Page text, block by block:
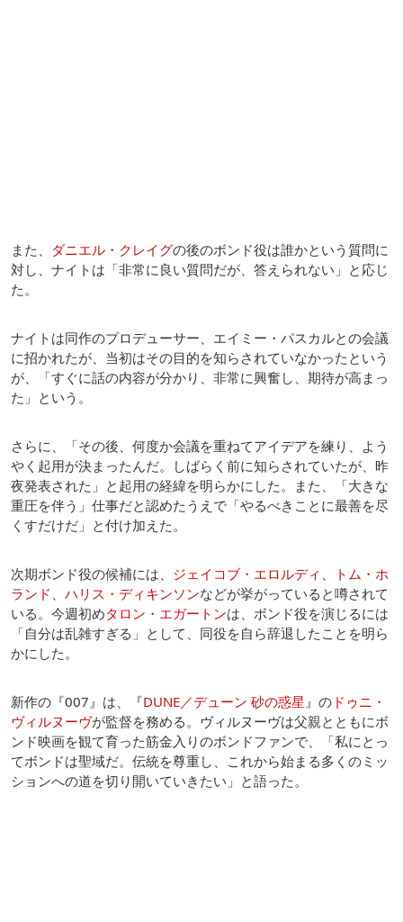
また、 ダニエル・クレイグの後のボンド役は誰かという質問に
対し、ナイトは「非常に良い質問だが、答えられない」と応じ
た。
ナイトは同作のプロデューサー、エイミー・パスカルとの会議
に招かれたが、当初はその目的を知らされていなかったという
が、「すぐに話の内容が分かり、非常に興奮し、期待が高まっ
た」という。
さらに、「その後、何度か会議を重ねてアイデアを練り、よう
やく起用が決まったんだ。しばらく前に知らされていたが、昨
夜発表された」と起用の経緯を明らかにした。また、「大きな
重圧を伴う」仕事だと認めたうえで「やるべきことに最善を尽
くすだけだ」と付け加えた。
次期ボンド役の候補には、 ジェイコブ・エロルディ
トム・ホ
ランド
ハリス・ディキンソンなどが挙がっていると噂されて
いる。今週初めタロン・エガートンは、ボンド役を演じるには
「自分は乱雑すぎる」として、同役を自ら辞退したことを明ら
かにした。
新作の『007』は、『DUNE／デューン 砂の惑星 』の ドゥニ・
ヴィルヌーヴが監督を務める。ヴィルヌーヴは父親とともにボ
ンド映画を観て育った筋金入りのボンドファンで、「私にとっ
てボンドは聖域だ。伝統を尊重し、これから始まる多くのミッ
ションへの道を切り開いていきたい」と語った。